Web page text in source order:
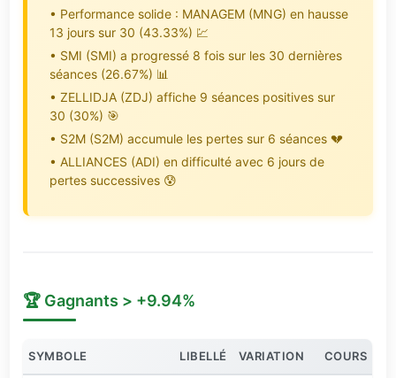
• Performance solide : MANAGEM (MNG) en hausse
13 jours sur 30 (43.33%) 💹
• SMI (SMI) a progressé 8 fois sur les 30 dernières
séances (26.67%) 📊
• ZELLIDJA (ZDJ) affiche 9 séances positives sur
30 (30%) 🎯
• S2M (S2M) accumule les pertes sur 6 séances 💔
• ALLIANCES (ADI) en difficulté avec 6 jours de
pertes successives 😰
🏆 Gagnants > +9.94%
SYMBOLE LIBELLÉ VARIATION COURS